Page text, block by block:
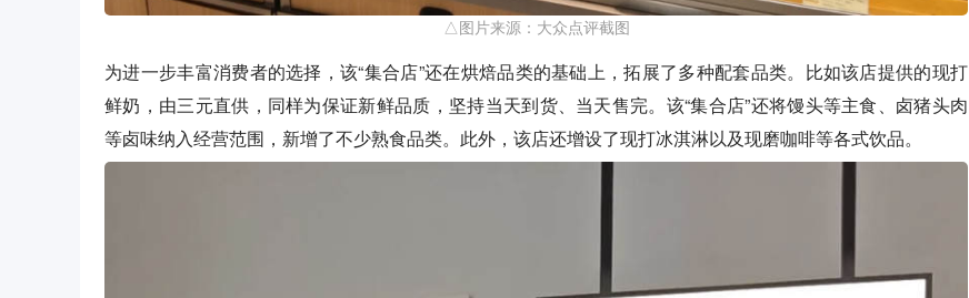
△图片来源：大众点评截图
为进一步丰富消费者的选择，该“集合店”还在烘焙品类的基础上，拓展了多种配套品类。比如该店提供的现打
鲜奶，由三元直供，同样为保证新鲜品质，坚持当天到货、当天售完。该“集合店”还将馒头等主食、卤猪头肉
等卤味纳入经营范围，新增了不少熟食品类。此外，该店还增设了现打冰淇淋以及现磨咖啡等各式饮品。